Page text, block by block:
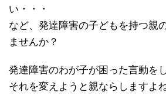
い・・・
など、発達障害の子どもを持つ親
ませんか？
発達障害のわが子が困った言動を
それを変えようと親ならしますよね